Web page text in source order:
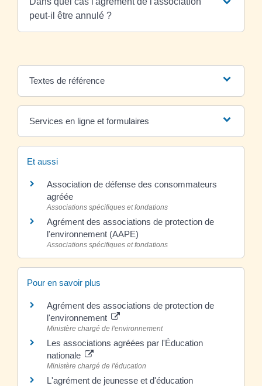
peut-il être annulé ?
Textes de référence
Services en ligne et formulaires
Et aussi
Association de défense des consommateurs
agréée
Associations spécifiques et fondations
Agrément des associations de protection de
l'environnement (AAPE)
Associations spécifiques et fondations
Pour en savoir plus
Agrément des associations de protection de
l'environnement
Ministère chargé de l'environnement
Les associations agréées par l'Éducation
nationale
Ministère chargé de l'éducation
L'agrément de jeunesse et d'éducation